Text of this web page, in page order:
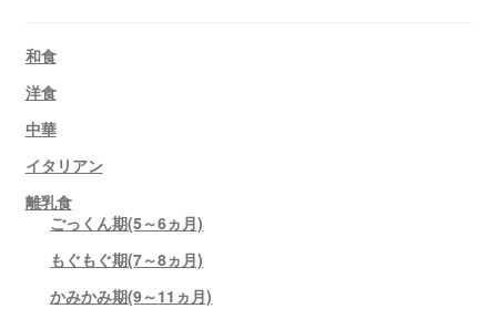
和食
洋食
中華
イタリアン
離乳食
ごっくん期(5～6ヵ月)
もぐもぐ期(7～8ヵ月)
かみかみ期(9～11ヵ月)